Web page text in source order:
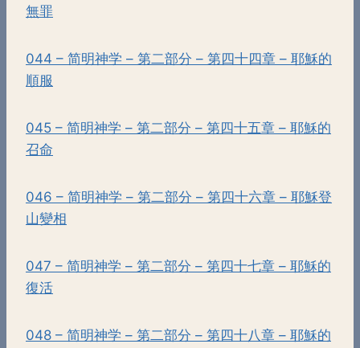
無罪
044 – 简明神学 – 第二部分 – 第四十四章 – 耶穌的
順服
045 – 简明神学 – 第二部分 – 第四十五章 – 耶穌的
召命
046 – 简明神学 – 第二部分 – 第四十六章 – 耶穌登
山變相
047 – 简明神学 – 第二部分 – 第四十七章 – 耶穌的
復活
048 – 简明神学 – 第二部分 – 第四十八章 – 耶穌的